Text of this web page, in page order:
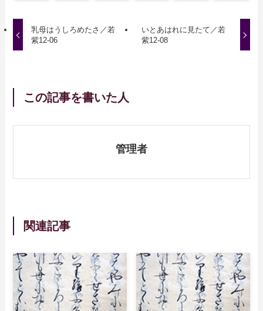
乳母はうしろめたさ／若
紫12-06
いとあはれに見たて／若
紫12-08
この記事を書いた人
管理者
関連記事